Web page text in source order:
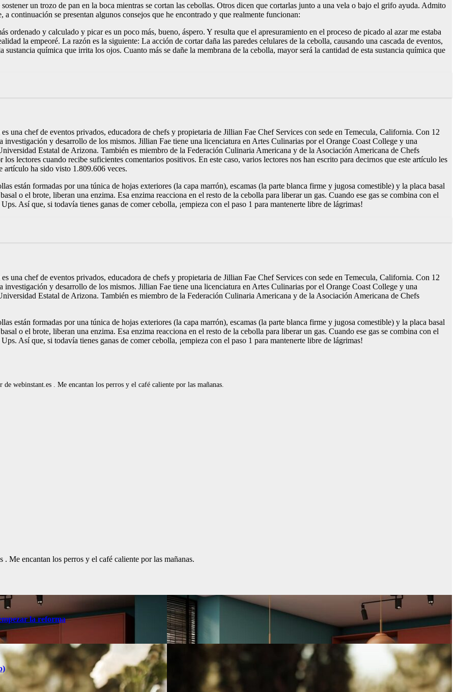
un trozo de pan en la boca mientras se cortan las cebollas. Otros dicen que cortarlas junto a una vela o bajo el grifo ayuda. Admito
continuación se presentan algunos consejos que he encontrado y que realmente funcionan:
ordenado y calculado y picar es un poco más, bueno, áspero. Y resulta que el apresuramiento en el proceso de picado al azar me estaba
la empeoré. La razón es la siguiente: La acción de cortar daña las paredes celulares de la cebolla, causando una cascada de eventos,
química que irrita los ojos. Cuanto más se dañe la membrana de la cebolla, mayor será la cantidad de esta sustancia química que
chef de eventos privados, educadora de chefs y propietaria de Jillian Fae Chef Services con sede en Temecula, California. Con 12
investigación y desarrollo de los mismos. Jillian Fae tiene una licenciatura en Artes Culinarias por el Orange Coast College y una
Estatal de Arizona. También es miembro de la Federación Culinaria Americana y de la Asociación Americana de Chefs
lectores cuando recibe suficientes comentarios positivos. En este caso, varios lectores nos han escrito para decirnos que este artículo les
artículo ha sido visto 1.809.606 veces.
están formadas por una túnica de hojas exteriores (la capa marrón), escamas (la parte blanca firme y jugosa comestible) y la placa basal
o el brote, liberan una enzima. Esa enzima reacciona en el resto de la cebolla para liberar un gas. Cuando ese gas se combina con el
Así que, si todavía tienes ganas de comer cebolla, ¡empieza con el paso 1 para mantenerte libre de lágrimas!
chef de eventos privados, educadora de chefs y propietaria de Jillian Fae Chef Services con sede en Temecula, California. Con 12
investigación y desarrollo de los mismos. Jillian Fae tiene una licenciatura en Artes Culinarias por el Orange Coast College y una
Estatal de Arizona. También es miembro de la Federación Culinaria Americana y de la Asociación Americana de Chefs
están formadas por una túnica de hojas exteriores (la capa marrón), escamas (la parte blanca firme y jugosa comestible) y la placa basal
o el brote, liberan una enzima. Esa enzima reacciona en el resto de la cebolla para liberar un gas. Cuando ese gas se combina con el
Así que, si todavía tienes ganas de comer cebolla, ¡empieza con el paso 1 para mantenerte libre de lágrimas!
webinstant.es . Me encantan los perros y el café caliente por las mañanas.
Me encantan los perros y el café caliente por las mañanas.
la reforma